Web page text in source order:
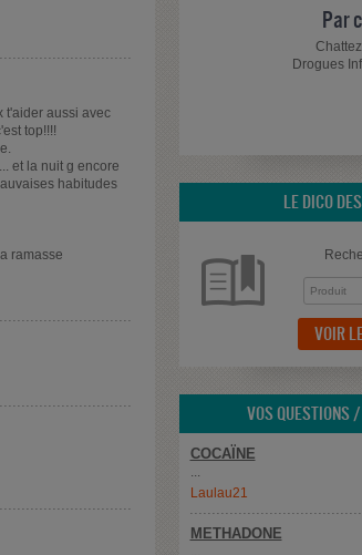
t'aider aussi avec
top!!!!
et la nuit g encore
habitudes
ramasse
Par
Drogues
LE DICO
VOIR
VOS QUESTIONS
COCAÏNE
Laulau21
METHADONE